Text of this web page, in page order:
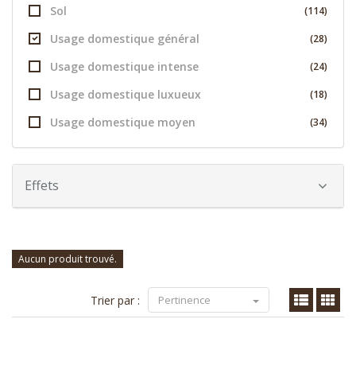
Sol (114)
Usage domestique général (28)
Usage domestique intense (24)
Usage domestique luxueux (18)
Usage domestique moyen (34)
Effets
Aucun produit trouvé.
Trier par : Pertinence